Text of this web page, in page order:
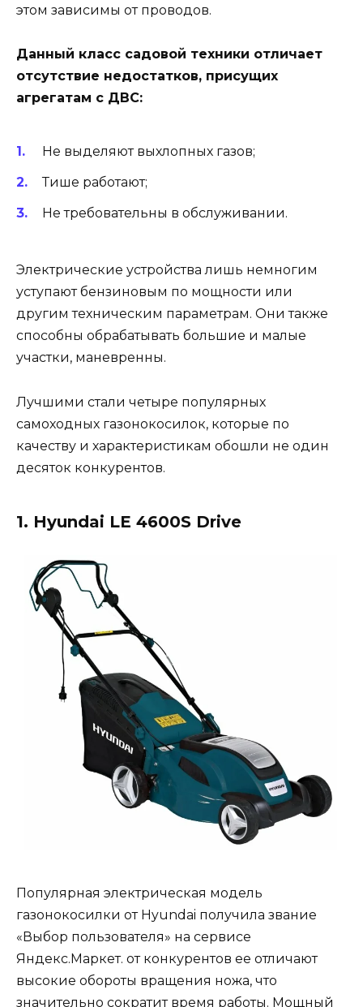
этом зависимы от проводов.
Данный класс садовой техники отличает
отсутствие недостатков, присущих
агрегатам с ДВС:
Не выделяют выхлопных газов;
Тише работают;
Не требовательны в обслуживании.
Электрические устройства лишь немногим
уступают бензиновым по мощности или
другим техническим параметрам. Они также
способны обрабатывать большие и малые
участки, маневренны.
Лучшими стали четыре популярных
самоходных газонокосилок, которые по
качеству и характеристикам обошли не один
десяток конкурентов.
1. Hyundai LE 4600S Drive
Популярная электрическая модель
газонокосилки от Hyundai получила звание
«Выбор пользователя» на сервисе
Яндекс.Маркет. от конкурентов ее отличают
высокие обороты вращения ножа, что
значительно сократит время работы. Мощный